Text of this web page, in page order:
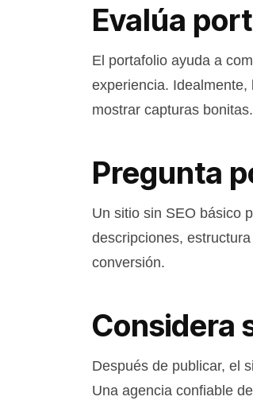
Evalúa
El portafolio ayuda a
experiencia.
mostrar capturas bonitas.
Pregunta
Un sitio sin SEO básico
descripciones,
conversión.
Considera
Después de publicar, el
Una agencia confiable